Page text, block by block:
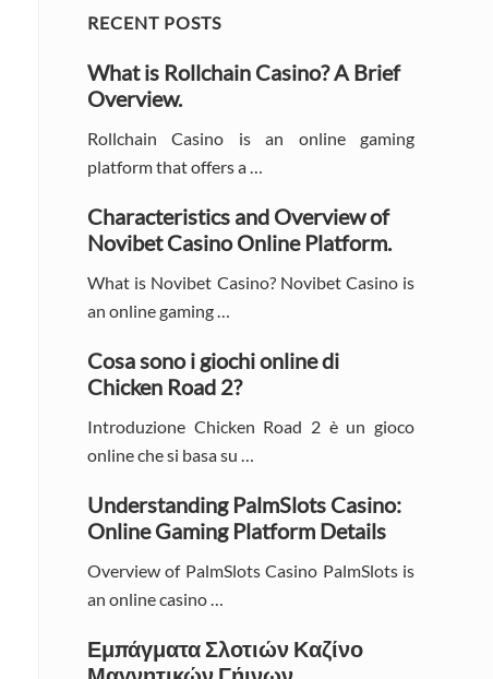
Primary
Sidebar
RECENT POSTS
What is Rollchain Casino? A Brief
Overview.
Rollchain Casino is an online gaming
platform that offers a …
Characteristics and Overview of
Novibet Casino Online Platform.
What is Novibet Casino? Novibet Casino is
an online gaming …
Cosa sono i giochi online di
Chicken Road 2?
Introduzione Chicken Road 2 è un gioco
online che si basa su …
Understanding PalmSlots Casino:
Online Gaming Platform Details
Overview of PalmSlots Casino PalmSlots is
an online casino …
Εμπάγματα Σλοτιών Καζίνο